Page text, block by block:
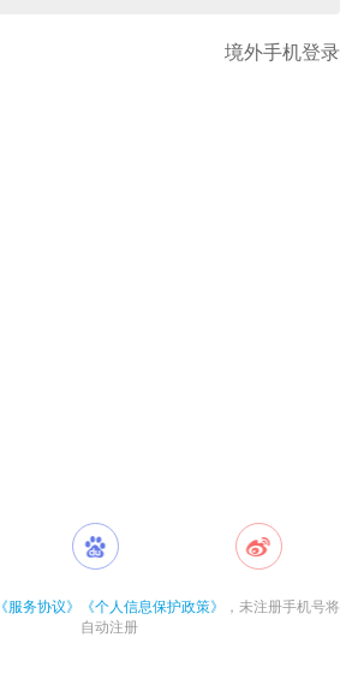
境外手机登录
《服务协议》 《个人信息保护政策》
，未注册手机号将
自动注册